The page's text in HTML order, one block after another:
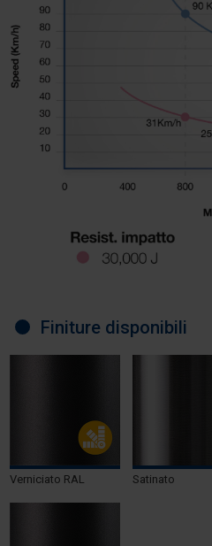
Finiture disponibili
Verniciato RAL Satinato